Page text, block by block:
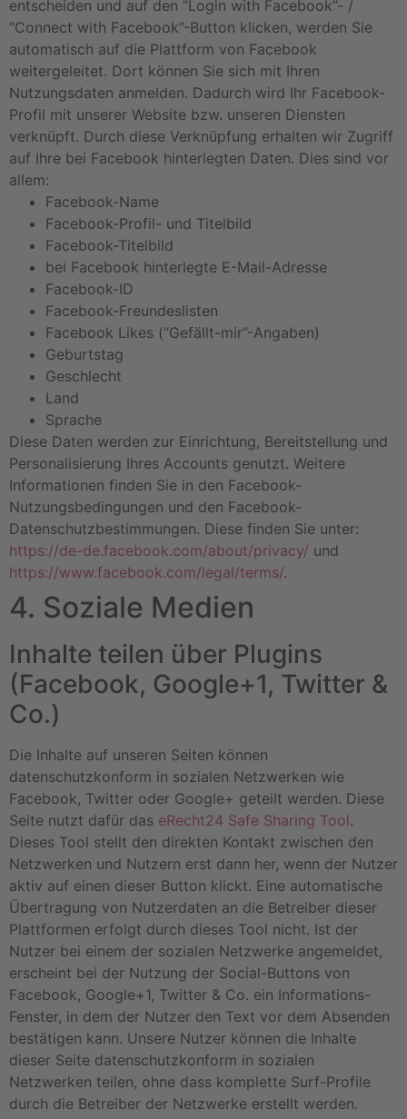
entscheiden und auf den “Login with Facebook”- /
“Connect with Facebook”-Button klicken, werden Sie
automatisch auf die Plattform von Facebook
weitergeleitet. Dort können Sie sich mit Ihren
Nutzungsdaten anmelden. Dadurch wird Ihr Facebook-
Profil mit unserer Website bzw. unseren Diensten
verknüpft. Durch diese Verknüpfung erhalten wir Zugriff
auf Ihre bei Facebook hinterlegten Daten. Dies sind vor
allem:
Facebook-Name
Facebook-Profil- und Titelbild
Facebook-Titelbild
bei Facebook hinterlegte E-Mail-Adresse
Facebook-ID
Facebook-Freundeslisten
Facebook Likes (“Gefällt-mir”-Angaben)
Geburtstag
Geschlecht
Land
Sprache
Diese Daten werden zur Einrichtung, Bereitstellung und
Personalisierung Ihres Accounts genutzt. Weitere
Informationen finden Sie in den Facebook-
Nutzungsbedingungen und den Facebook-
Datenschutzbestimmungen. Diese finden Sie unter:
https://de-de.facebook.com/about/privacy/ und
https://www.facebook.com/legal/terms/.
4. Soziale Medien
Inhalte teilen über Plugins
(Facebook, Google+1, Twitter &
Co.)
Die Inhalte auf unseren Seiten können
datenschutzkonform in sozialen Netzwerken wie
Facebook, Twitter oder Google+ geteilt werden. Diese
Seite nutzt dafür das eRecht24 Safe Sharing Tool.
Dieses Tool stellt den direkten Kontakt zwischen den
Netzwerken und Nutzern erst dann her, wenn der Nutzer
aktiv auf einen dieser Button klickt. Eine automatische
Übertragung von Nutzerdaten an die Betreiber dieser
Plattformen erfolgt durch dieses Tool nicht. Ist der
Nutzer bei einem der sozialen Netzwerke angemeldet,
erscheint bei der Nutzung der Social-Buttons von
Facebook, Google+1, Twitter & Co. ein Informations-
Fenster, in dem der Nutzer den Text vor dem Absenden
bestätigen kann. Unsere Nutzer können die Inhalte
dieser Seite datenschutzkonform in sozialen
Netzwerken teilen, ohne dass komplette Surf-Profile
durch die Betreiber der Netzwerke erstellt werden.